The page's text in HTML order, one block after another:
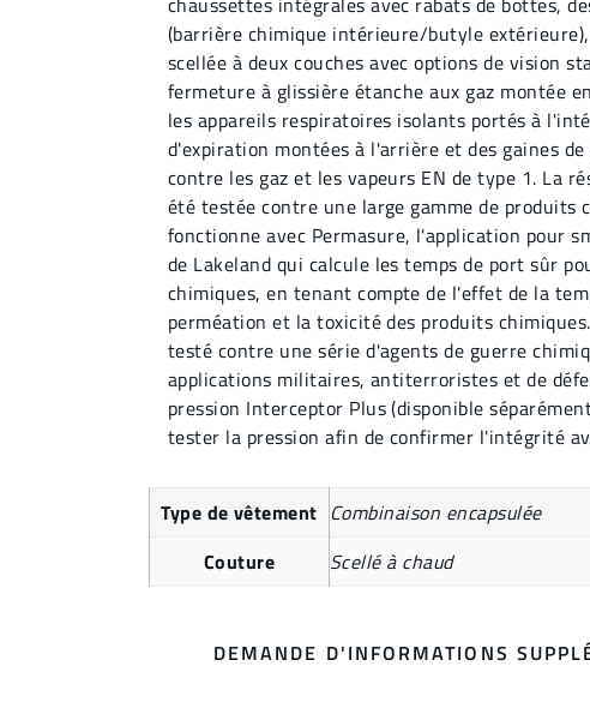
(barrière chimique intérieure/butyle
scellée à deux couches avec options de vision
fermeture à glissière étanche aux gaz montée
les appareils respiratoires isolants portés à
d'expiration montées à l'arrière et des gaines
contre les gaz et les vapeurs EN de type 1. La
été testée contre une large gamme de produits
fonctionne avec Permasure, l'application pour
de Lakeland qui calcule les temps de port sûr
chimiques, en tenant compte de l'effet de la
perméation et la toxicité des produits
testé contre une série d'agents de guerre
applications militaires, antiterroristes et de
pression Interceptor Plus (disponible
tester la pression afin de confirmer l'intégrité
Type de vêtement Combinaison encapsulée
Couture
Scellé à chaud
DEMANDE D'INFORMATIONS